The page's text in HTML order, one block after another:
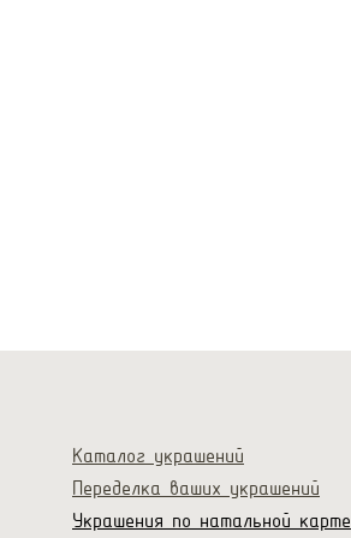
Каталог украшений
Переделка ваших украшений
Украшения по натальной карте